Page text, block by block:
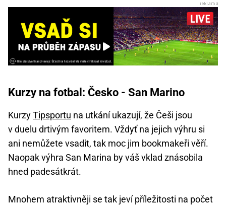
Kurzy na fotbal: Česko - San Marino
KurzyTipsportu na utkání ukazují, že Češi jsou
v duelu drtivým favoritem. Vždyť na jejich výhru si
ani nemůžete vsadit, tak moc jim bookmakeři věří.
Naopak výhra San Marina by váš vklad znásobila
hned padesátkrát.
Mnohem atraktivněji se tak jeví příležitosti na počet